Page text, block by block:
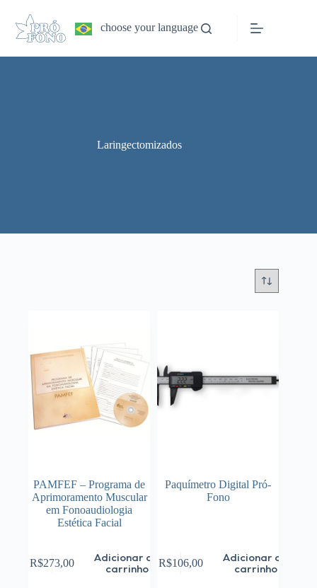
conteúdo
choose your language
Laringectomizados
PAMFEF – Programa de
Aprimoramento Muscular
em Fonoaudiologia
Estética Facial
R$273,00
Adicionar ao
carrinho
Paquímetro Digital Pró-
Fono
R$106,00
Adicionar ao
carrinho